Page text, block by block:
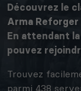
Découvrez le
Arma Reforger
En attendant
pouvez
Trouvez
parmi 438